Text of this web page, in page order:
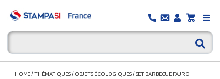
HOME/THÉMATIQUES/ OBJETS ÉCOLOGIQUES/SET BARBECUE FAJRO